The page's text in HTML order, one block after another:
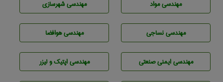
مهندسی مواد مهندسی شهرسازی
مهندسي نساجی مهندسی هوافضا
مهندسی ایمنی صنعتی مهندسی اپتیک و لیزر